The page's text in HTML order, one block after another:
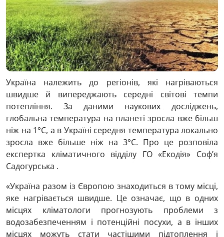
Україна належить до регіонів, які нагріваються
швидше й випереджають середні світові темпи
потепління. За даними наукових досліджень,
глобальна температура на планеті зросла вже більш
ніж на 1°С, а в Україні середня температура локально
зросла вже більше ніж на 3°С. Про це розповіла
експертка кліматичного відділу ГО «Екодія» Соф’я
Садогурська .
«Україна разом із Європою знаходиться в тому місці,
яке нагрівається швидше. Це означає, що в одних
місцях кліматологи прогнозують проблеми з
водозабезпеченням і потенційні посухи, а в інших
місцях можуть стати частішими підтоплення і